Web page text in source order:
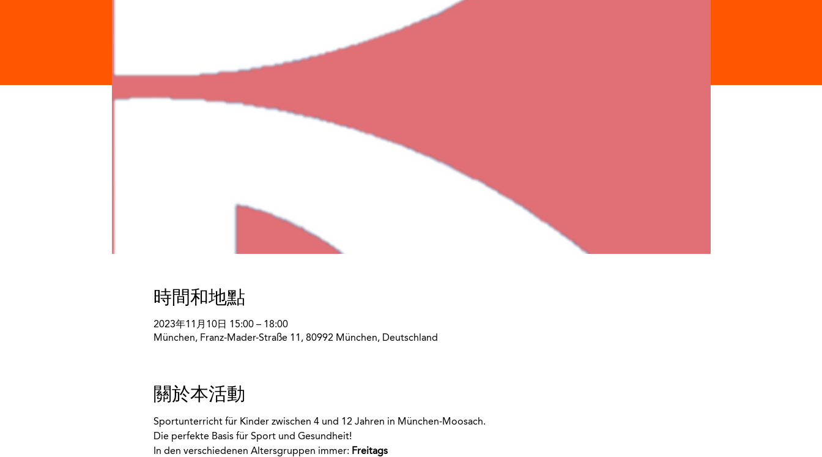
時間和地點
2023年11月10日 15:00 – 18:00
München, Franz-Mader-Straße 11, 80992 München, Deutschland
關於本活動
Sportunterricht für Kinder zwischen 4 und 12 Jahren in München-Moosach.
Die perfekte Basis für Sport und Gesundheit!
In den verschiedenen Altersgruppen immer: Freitags